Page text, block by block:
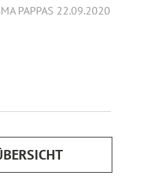
PAPPAS 22.09.2020